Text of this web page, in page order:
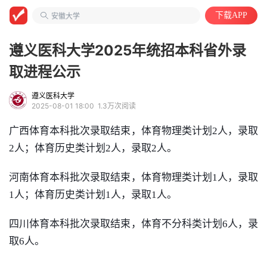
安徽大学 下载APP
遵义医科大学2025年统招本科省外录
取进程公示
遵义医科大学
2025-08-01 18:00 1.3万次阅读
广西体育本科批次录取结束，体育物理类计划2人，录取
2人；体育历史类计划2人，录取2人。
河南体育本科批次录取结束，体育物理类计划1人，录取
1人；体育历史类计划1人，录取1人。
四川体育本科批次录取结束，体育不分科类计划6人，录
取6人。